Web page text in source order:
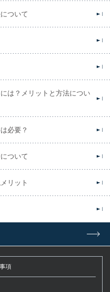
ついて
は？メリットと方法につい
必要？
ついて
リット
項